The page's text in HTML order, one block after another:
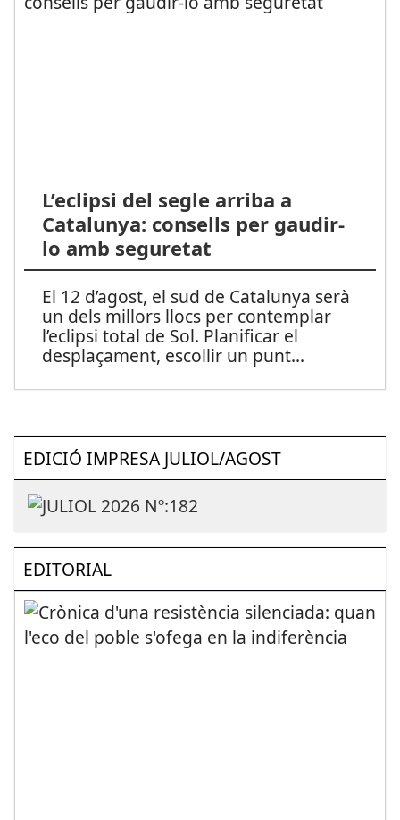
L’eclipsi del segle arriba a
Catalunya: consells per gaudir-
lo amb seguretat
El 12 d’agost, el sud de Catalunya serà
un dels millors llocs per contemplar
l’eclipsi total de Sol. Planificar el
desplaçament, escollir un punt...
EDICIÓ IMPRESA JULIOL/AGOST
EDITORIAL